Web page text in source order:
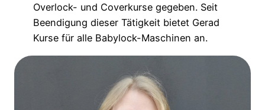
Overlock- und Coverkurse gegeben. Seit
Beendigung dieser Tätigkeit bietet Gerad
Kurse für alle Babylock-Maschinen an.